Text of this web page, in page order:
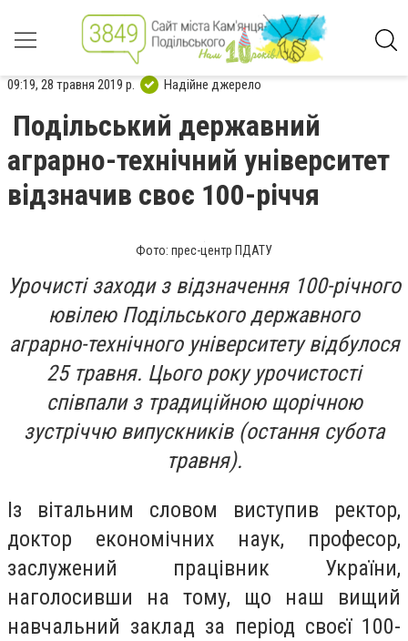
09:19, 28 травня 2019 р. Надійне джерело
Подільський державний
аграрно-технічний університет
відзначив своє 100-річчя
Фото: прес-центр ПДАТУ
Урочисті заходи з відзначення 100-річного
ювілею Подільського державного
аграрно-технічного університету відбулося
25 травня. Цього року урочистості
співпали з традиційною щорічною
зустріччю випускників (остання субота
травня).
Із вітальним словом виступив ректор,
доктор економічних наук, професор,
заслужений працівник України,
наголосивши на тому, що наш вищий
навчальний заклад за період своєї 100-